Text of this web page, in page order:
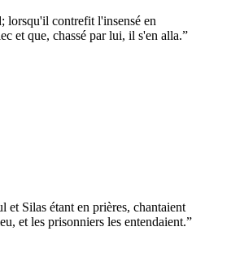
lorsqu'il contrefit l'insensé en
et que, chassé par lui, il s'en alla.”
et Silas étant en prières, chantaient
et les prisonniers les entendaient.”